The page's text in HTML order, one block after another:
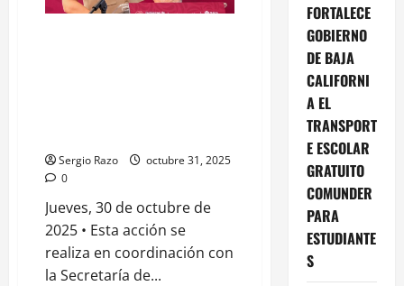
Sergio Razo
octubre 31, 2025
0
Jueves, 30 de octubre de
2025 • Esta acción se
realiza en coordinación con
la Secretaría de...
FORTALECE
GOBIERNO
DE BAJA
CALIFORNI
A EL
TRANSPORT
E ESCOLAR
GRATUITO
COMUNDER
PARA
ESTUDIANTE
S